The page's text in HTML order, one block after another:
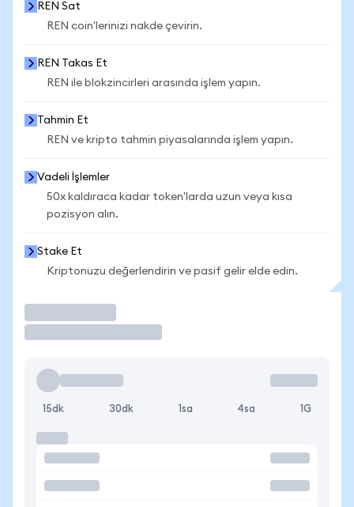
REN Sat
REN coin'lerinizi nakde çevirin.
REN Takas Et
REN ile blokzincirleri arasında işlem yapın.
Tahmin Et
REN ve kripto tahmin piyasalarında işlem yapın.
Vadeli İşlemler
50x kaldıraca kadar token'larda uzun veya kısa
pozisyon alın.
Stake Et
Kriptonuzu değerlendirin ve pasif gelir elde edin.
15dk 30dk 1sa 4sa 1G